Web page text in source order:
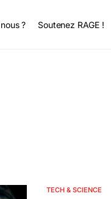
? Soutenez RAGE !
TECH & SCIENCE